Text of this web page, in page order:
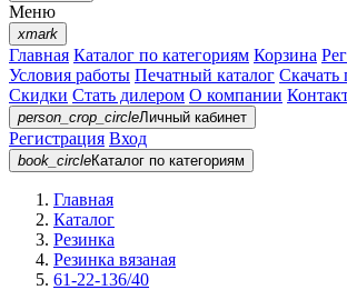
Меню
xmark
Главная Каталог по категориям Корзина
Условия работы Печатный каталог Скачать
Скидки Стать дилером О компании
person_crop_circleЛичный кабинет
Регистрация Вход
book_circleКаталог по категориям
Главная
Каталог
Резинка
Резинка вязаная
61-22-136/40